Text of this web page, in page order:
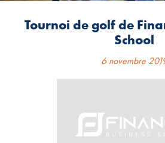
Tournoi de golf de
School
6 novembre